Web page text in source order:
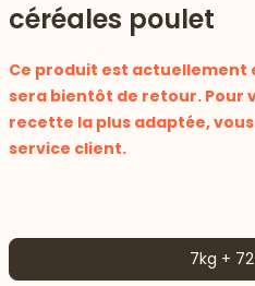
vers le bas
céréales poulet
Ce produit est actuellement
sera bientôt de retour. Pour
recette la plus adaptée,
service client.
7kg +